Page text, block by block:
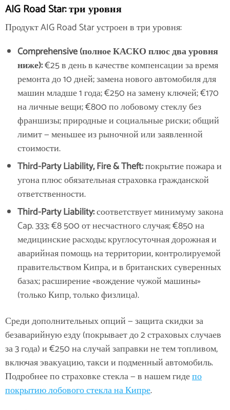
AIG Road Star: три уровня
Продукт AIG Road Starустроен в три уровня:
Comprehensive (полное КАСКО плюс два уровня
ниже):€25 в день в качестве компенсации за время
ремонта до 10 дней; замена нового автомобиля для
машин младше 1 года; €250 на замену ключей; €170
на личные вещи; €800 по лобовому стеклу без
франшизы; природные и социальные риски; общий
лимит — меньшее из рыночной или заявленной
стоимости.
Third-Party Liability, Fire & Theft:покрытие пожара и
угона плюс обязательная страховка гражданской
ответственности.
Third-Party Liability:соответствует минимуму закона
Cap. 333; €8 500 от несчастного случая; €850 на
медицинские расходы; круглосуточная дорожная и
аварийная помощь на территории, контролируемой
правительством Кипра, и в британских суверенных
базах; расширение «вождение чужой машины»
(только Кипр, только физлица).
Среди дополнительных опций — защита скидки за
безаварийную езду (покрывает до 2 страховых случаев
за 3 года) и €250 на случай заправки не тем топливом,
включая эвакуацию, такси и подменный автомобиль.
Подробнее по страховке стекла — в нашем гидепо
покрытию лобового стекла на Кипре.